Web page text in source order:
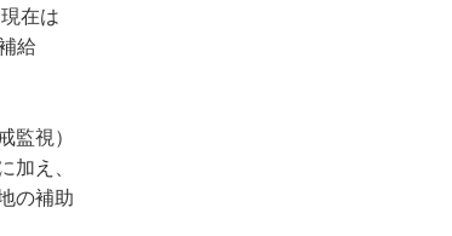
在は
給
監視）
加え、
の補助